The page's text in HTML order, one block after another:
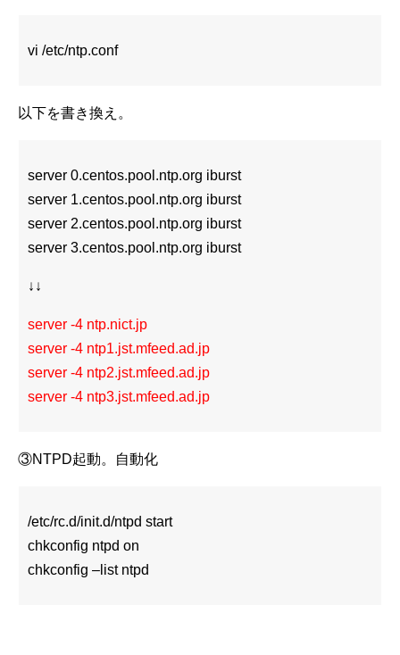
vi /etc/ntp.conf
以下を書き換え。
server 0.centos.pool.ntp.org iburst
server 1.centos.pool.ntp.org iburst
server 2.centos.pool.ntp.org iburst
server 3.centos.pool.ntp.org iburst
↓↓
server -4 ntp.nict.jp
server -4 ntp1.jst.mfeed.ad.jp
server -4 ntp2.jst.mfeed.ad.jp
server -4 ntp3.jst.mfeed.ad.jp
③NTPD起動。自動化
/etc/rc.d/init.d/ntpd start
chkconfig ntpd on
chkconfig –list ntpd